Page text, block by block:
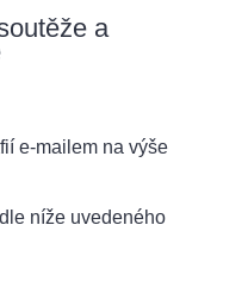
a
e-mailem na výše
níže uvedeného